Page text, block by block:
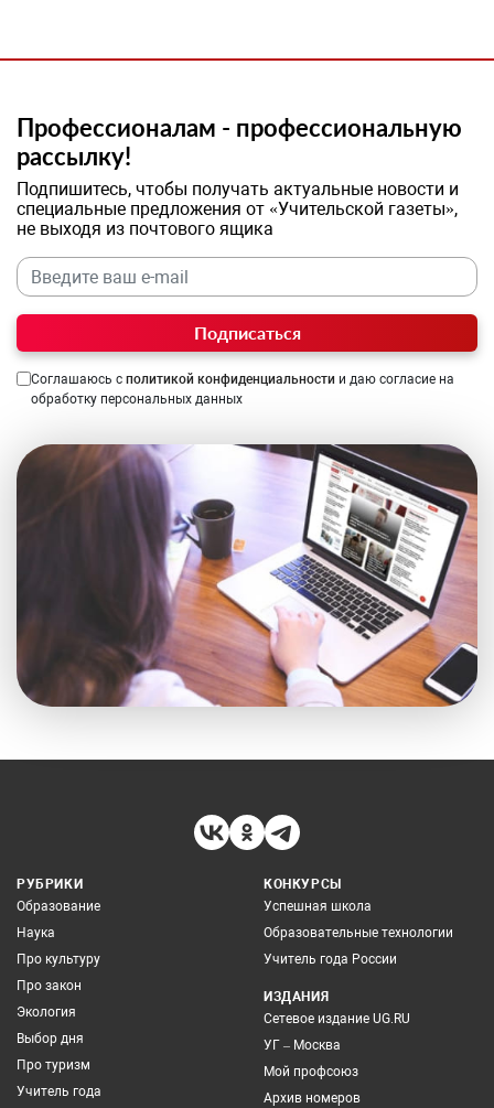
Профессионалам - профессиональную
рассылку!
Подпишитесь, чтобы получать актуальные новости и
специальные предложения от «Учительской газеты»,
не выходя из почтового ящика
Подписаться
Соглашаюсь с политикой конфиденциальности и даю согласие на
обработку персональных данных
РУБРИКИ
Образование
Наука
Про культуру
Про закон
Экология
Выбор дня
Про туризм
Учитель года
КОНКУРСЫ
Успешная школа
Образовательные технологии
Учитель года России
ИЗДАНИЯ
Сетевое издание UG.RU
УГ – Москва
Мой профсоюз
Архив номеров